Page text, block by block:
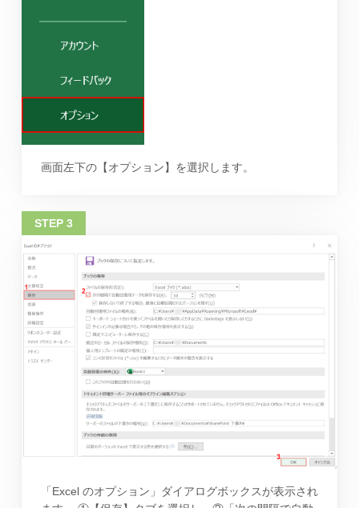
画面左下の【オプション】を選択します。
「Excel のオプション」ダイアログボックスが表示され